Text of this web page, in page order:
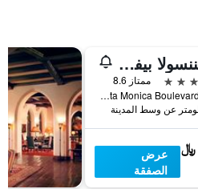
ذا بيننسولا بيفرلي هيلز
ممتاز 8.6
9882 South Santa Monica Boulevard, لوس أنجلوس, CA, الولايات المتحدة الأميريكية
عرض
الصفقة